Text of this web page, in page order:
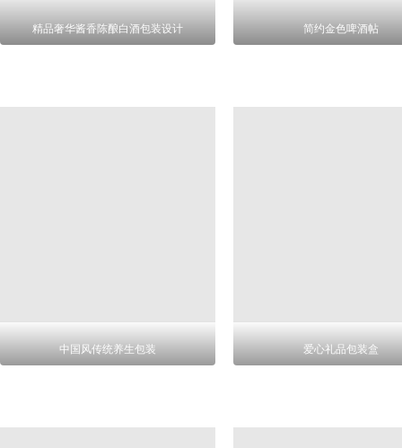
精品奢华酱香陈酿白酒包装设计 简约金色啤酒帖
中国风传统养生包装 爱心礼品包装盒